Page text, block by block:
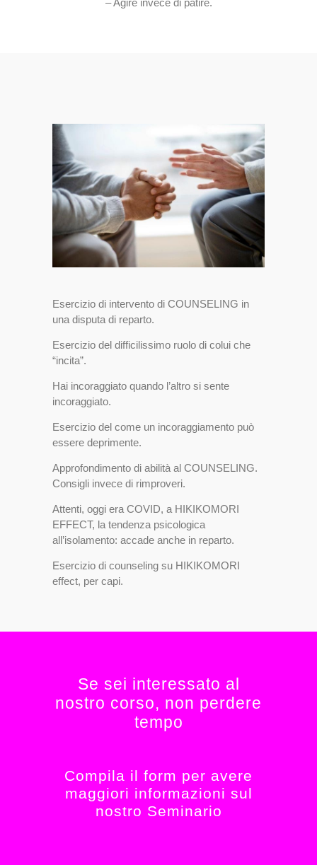
Esercizio di intervento di COUNSELING in
una disputa di reparto.
Esercizio del difficilissimo ruolo di colui che
“incita”.
Hai incoraggiato quando l’altro si sente
incoraggiato.
Esercizio del come un incoraggiamento può
essere deprimente.
Approfondimento di abilità al COUNSELING.
Consigli invece di rimproveri.
Attenti, oggi era COVID, a HIKIKOMORI
EFFECT, la tendenza psicologica
all’isolamento: accade anche in reparto.
Esercizio di counseling su HIKIKOMORI
effect, per capi.
Se sei interessato al
nostro corso, non perdere
tempo
Compila il form per avere
maggiori informazioni sul
nostro Seminario